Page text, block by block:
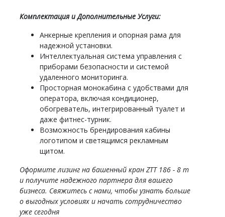
Комплектация и Дополнительные Услуги:
Анкерные крепления и опорная рама для
надежной установки.
Интеллектуальная система управления с
приборами безопасности и системой
удаленного мониторинга.
Просторная монокабина с удобствами для
оператора, включая кондиционер,
обогреватель, интегрированный туалет и
даже фитнес-турник.
Возможность брендирования кабины
логотипом и светящимся рекламным
щитом.
Оформите лизинг на башенный кран ZTT 186 - 8 т
и получите надежного партнера для вашего
бизнеса. Свяжитесь с нами, чтобы узнать больше
о выгодных условиях и начать сотрудничество
уже сегодня